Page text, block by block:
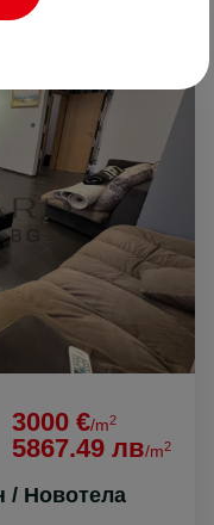
3000 €/m2
5867.49 лв/m2
Новотела